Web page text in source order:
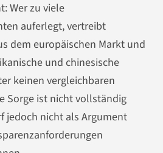
Wer zu viele
auferlegt, vertreibt
dem europäischen Markt und
und chinesische
keinen vergleichbaren
Sorge ist nicht vollständig
jedoch nicht als Argument